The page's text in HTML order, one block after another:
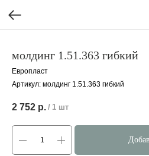
молдинг 1.51.363 гибкий
Европласт
Артикул: молдинг 1.51.363 гибкий
2 752 р. / 1 шт